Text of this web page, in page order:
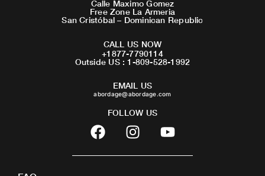
Calle Maximo Gomez
Free Zone La Armeria
San Cristóbal – Dominican Republic
CALL US NOW
+1877-7790114
Outside US : 1-809-528-1992
EMAIL US
abordage@abordage.com
FOLLOW US
F
a
c
I
n
s
Y
o
u